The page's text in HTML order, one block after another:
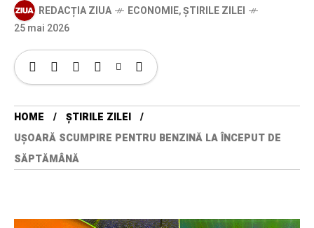
REDACȚIA ZIUA ECONOMIE,ȘTIRILE ZILEI
25 mai 2026
HOME
ȘTIRILE ZILEI
UȘOARĂ SCUMPIRE PENTRU BENZINĂ LA ÎNCEPUT DE
SĂPTĂMÂNĂ